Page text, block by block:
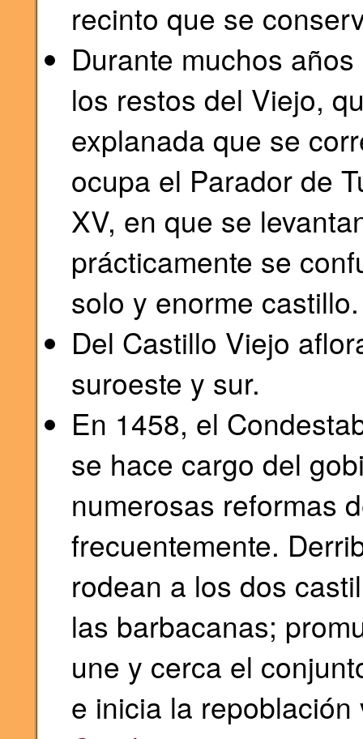
recinto que se
Durante muchos
los restos del Viejo,
explanada que se
ocupa el Parador de
XV, en que se
prácticamente se
solo y enorme castillo.
Del Castillo Viejo
suroeste y sur.
En 1458, el
se hace cargo del
numerosas reformas
frecuentemente.
rodean a los dos
las barbacanas;
une y cerca el
e inicia la